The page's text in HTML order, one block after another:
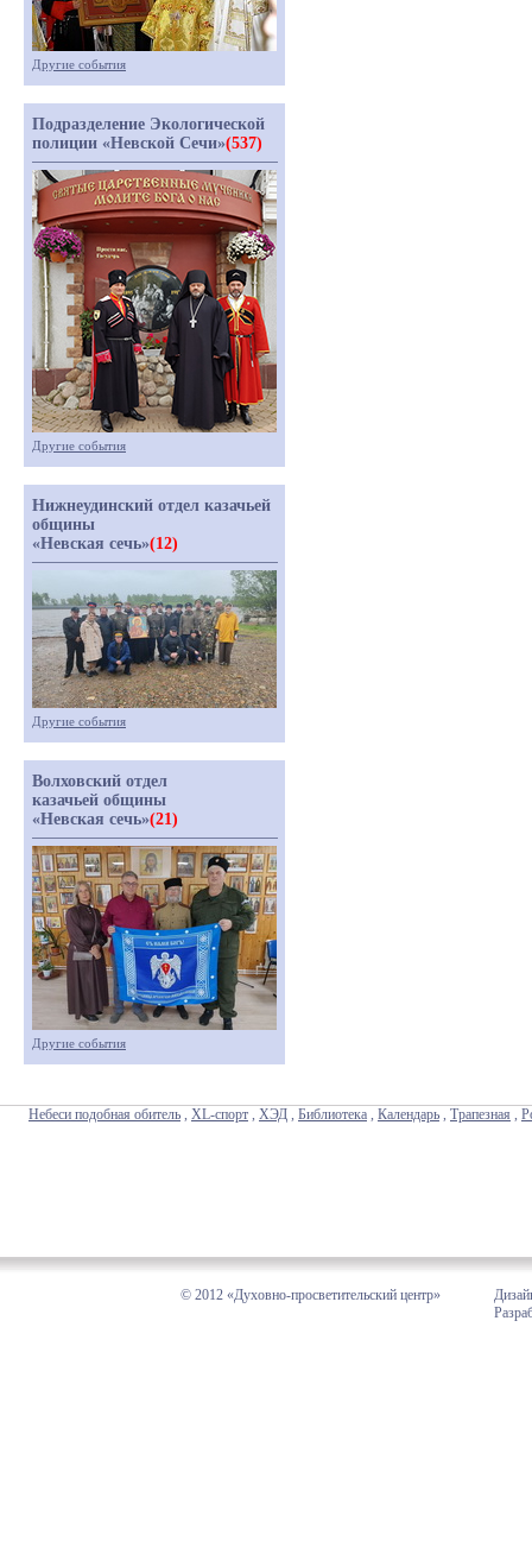
Другие события
Подразделение Экологической
полиции «Невской Сечи»(537)
Другие события
Нижнеудинский отдел казачьей
общины
«Невская сечь»(12)
Другие события
Волховский отдел
казачьей общины
«Невская сечь»(21)
Другие события
Небеси подобная обитель , XL-спорт , ХЭД , Библиотека , Календарь , Трапезная ,
© 2012 «Духовно-просветительский центр»